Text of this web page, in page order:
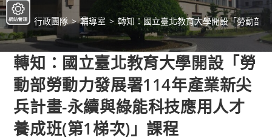
> 行政團隊 > 輔導室 > 轉知：國立臺北教育大學開設「勞動部
轉知：國立臺北教育大學開設「勞
動部勞動力發展署114年產業新尖
兵計畫-永續與綠能科技應用人才
養成班(第1梯次)」課程